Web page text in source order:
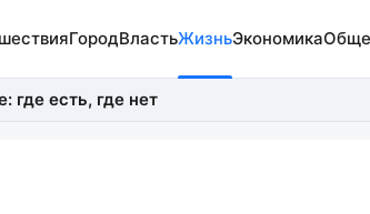
ГородВластьЖизньЭкономика
где есть, где нет